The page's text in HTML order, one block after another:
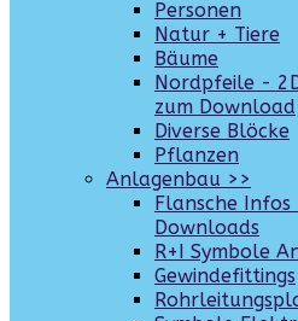
Personen
Natur + Tiere
Bäume
Nordpfeile -
zum Download
Diverse Blöcke
Pflanzen
Anlagenbau >>
Flansche Infos
Downloads
R+I Symbole
Gewindefittings